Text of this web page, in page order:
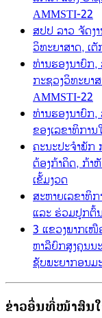
AMMSTI-22
ສປປ ລາວ ຈັດງ
ວິທະຍາສາດ, ເ
ທ່ານຮອງນາຍົ
ກະຊວງວິທະຍາ
AMMSTI-22
ທ່ານຮອງນາຍົກ
ຂອງເລຂາທິກາ
ຄະນະປະຈຳພັກ
ຕ້ອງກ້າຄິດ, ກ້າ
ເຂັ້ມງວດ
ສະຫາຍເລຂາທິ
ແລະ ຮ່ວມປູກຕົ້
3 ແຂວງພາກເໜື
ຫາລືຍົກສູງຄຸນນ
ຊັບພະຍາກອນມ
ຂ່າວອື່ນທີ່ໜ້າສົນ